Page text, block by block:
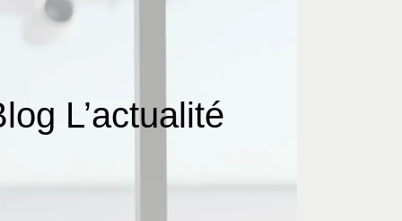
L’actualité